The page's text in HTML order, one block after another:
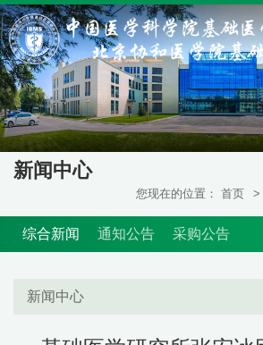
新闻中心
您现在的位置： 首页 >
综合新闻 通知公告 采购公告
新闻中心